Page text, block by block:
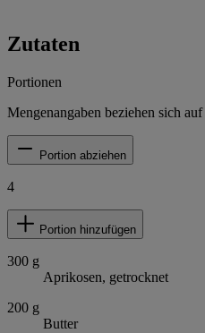
Zutaten
Portionen
Mengenangaben beziehen sich auf
Portion abziehen
4
Portion hinzufügen
300 g
Aprikosen, getrocknet
200 g
Butter